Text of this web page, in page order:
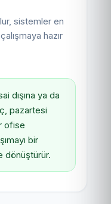
sistemler en
hazır
dışına ya da
pazartesi
ofise
bir
dönüştürür.